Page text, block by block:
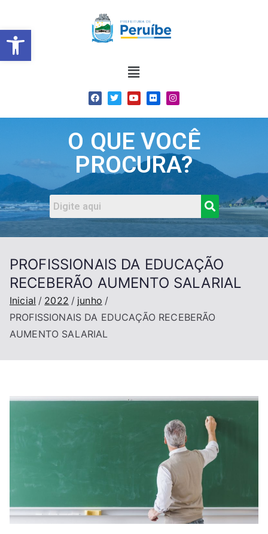
Barra de Ferramentas
O QUE VOCÊ
PROCURA?
PROFISSIONAIS DA EDUCAÇÃO
RECEBERÃO AUMENTO SALARIAL
Inicial 2022
junho
PROFISSIONAIS DA EDUCAÇÃO RECEBERÃO
AUMENTO SALARIAL